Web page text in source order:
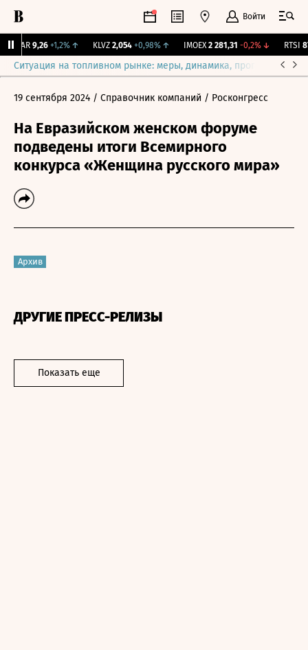
Войти
UTAR 9,26 +1,2%↑ KLVZ 2,054 +0,98%↑ IMOEX 2 281,31 -0,2%↓ RTSI
Ситуация на топливном рынке: меры, динамика, прогнозы
19 сентября 2024 / Справочник компаний / Росконгресс
На Евразийском женском форуме
подведены итоги Всемирного
конкурса «Женщина русского мира»
Архив
ДРУГИЕ ПРЕСС-РЕЛИЗЫ
Показать еще